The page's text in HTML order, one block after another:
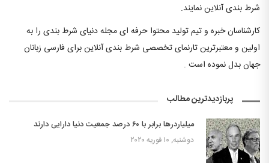
شرط بندی آنلاین نمایند.
کارشناسان خبره و تیم تولید محتوا حرفه ای مجله دنیای شرط بندی را به
اولین و معتبرترین تارنمای تخصصی شرط بندی آنلاین برای فارسی زبانان
جهان بدل نموده است .
پربازدیدترین مطالب
میلیاردرها برابر با ۶۰ درصد جمعیت دنیا دارایی دارند
دوشنبه, ۱۰ فوریه ۲۰۲۰